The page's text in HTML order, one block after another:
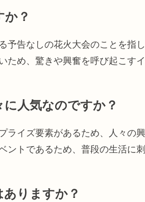
？
予告なしの花火大会のことを指
ため、驚きや興奮を呼び起こす
人気なのですか？
ライズ要素があるため、人々の
ントであるため、普段の生活に
りますか？